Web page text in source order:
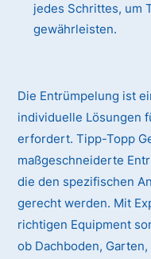
jedes Schrittes, um
gewährleisten.
Die Entrümpelung ist
individuelle Lösungen
erfordert. Tipp-Topp
maßgeschneiderte
die den spezifischen
gerecht werden. Mit
richtigen Equipment
ob Dachboden,